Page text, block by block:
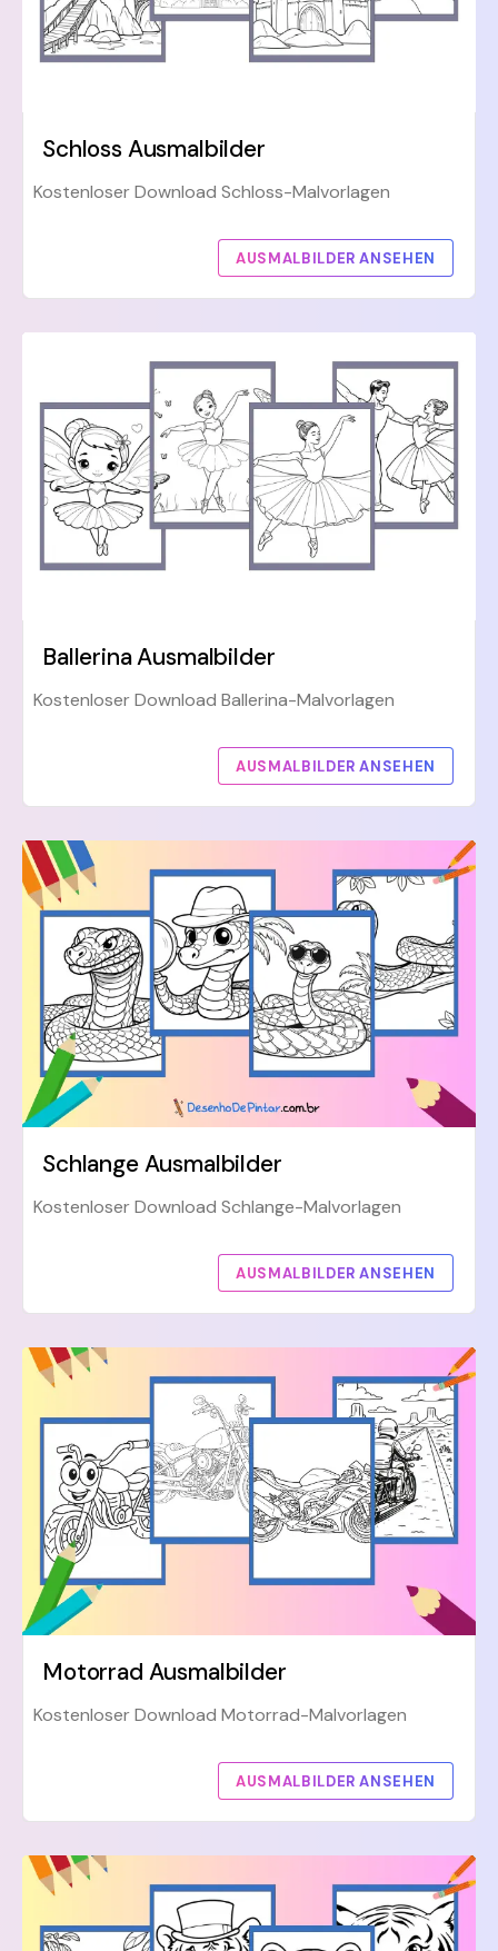
Schloss Ausmalbilder
Kostenloser Download Schloss-Malvorlagen
AUSMALBILDER ANSEHEN
Ballerina Ausmalbilder
Kostenloser Download Ballerina-Malvorlagen
AUSMALBILDER ANSEHEN
Schlange Ausmalbilder
Kostenloser Download Schlange-Malvorlagen
AUSMALBILDER ANSEHEN
Motorrad Ausmalbilder
Kostenloser Download Motorrad-Malvorlagen
AUSMALBILDER ANSEHEN